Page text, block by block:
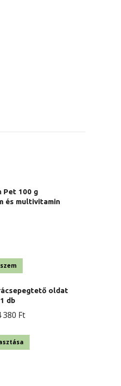
Pet 100 g
és multivitamin
oldat
db
380 FtÁrtartomány: